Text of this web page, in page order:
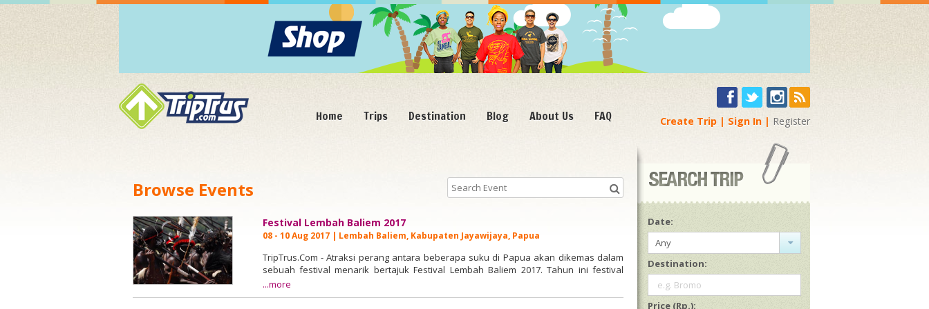
Home Trips Destination Blog About Us FAQ Create Trip Sign In Register
Browse Events
Festival Lembah Baliem 2017
08 - 10 Aug 2017 | Lembah Baliem, Kabupaten Jayawijaya, Papua
TripTrus.Com - Atraksi perang antara beberapa suku di Papua akan dikemas dalam
sebuah festival menarik bertajuk Festival Lembah Baliem 2017. Tahun ini festival
tersebut kembali digelar pada 8-10 Agustus 2017 di Kabupaten Jayawijaya, Papua.
...more
Date:
Any
Destination:
e.g. Bromo
Price (Rp.):